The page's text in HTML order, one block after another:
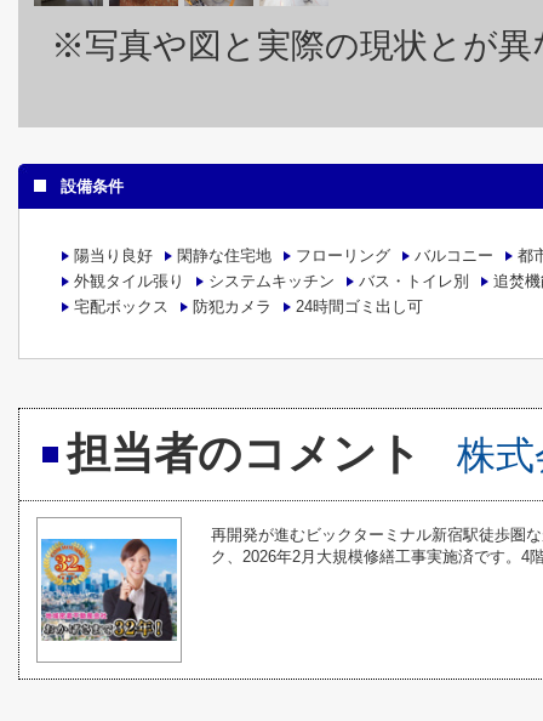
※写真や図と実際の現状とが
設備条件
陽当り良好 閑静な住宅地 フローリング バルコニー
都
外観タイル張り
システムキッチン バス・トイレ別
追焚
宅配ボックス
防犯カメラ 24時間ゴミ出し可
担当者のコメント 株
再開発が進むビックターミナル新宿駅徒歩圏
ク、2026年2月大規模修繕工事実施済です。4